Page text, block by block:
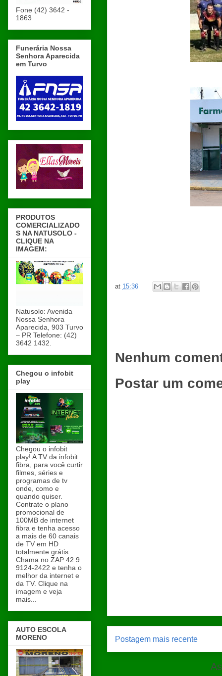
at 15:36
Nenhum
Postar um
Postagem mais recente
Fone (42) 3642 -
1863
Funerária Nossa
Senhora Aparecida
em Turvo
PRODUTOS
COMERCIALIZADO
S NA NATUSOLO -
CLIQUE NA
IMAGEM:
Natusolo: Avenida
Nossa Senhora
Aparecida, 903 Turvo
– PR Telefone: (42)
3642 1432.
Chegou o infobit
play
Chegou o infobit
play! A TV da infobit
fibra, para você curtir
filmes, séries e
programas de tv
onde, como e
quando quiser.
Contrate o plano
promocional de
100MB de internet
fibra e tenha acesso
a mais de 60 canais
de TV em HD
totalmente grátis.
Chama no ZAP 42 9
9124-2422 e tenha o
melhor da internet e
da TV. Clique na
imagem e veja
mais...
AUTO ESCOLA
MORENO